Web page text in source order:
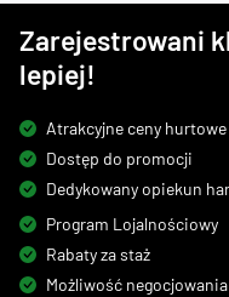
Zarejestrowani
lepiej!
Atrakcyjne ceny hurtowe
Dostęp do promocji
Dedykowany opiekun
Program Lojalnościowy
Rabaty za staż
Możliwość